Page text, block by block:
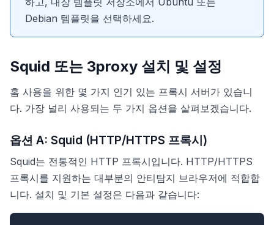
Debian 템플릿을 선택하세요.
Squid 또는 3proxy 설치 및 설정
홈 사용을 위한 몇 가지 인기 있는 프록시 서버가 있습니
다. 가장 널리 사용되는 두 가지 옵션을 살펴보겠습니다.
옵션 A: Squid (HTTP/HTTPS 프록시)
Squid는 전통적인 HTTP 프록시입니다. HTTP/HTTPS
프록시를 지원하는 대부분의 안티탐지 브라우저에 적합합
니다. 설치 및 기본 설정은 다음과 같습니다: